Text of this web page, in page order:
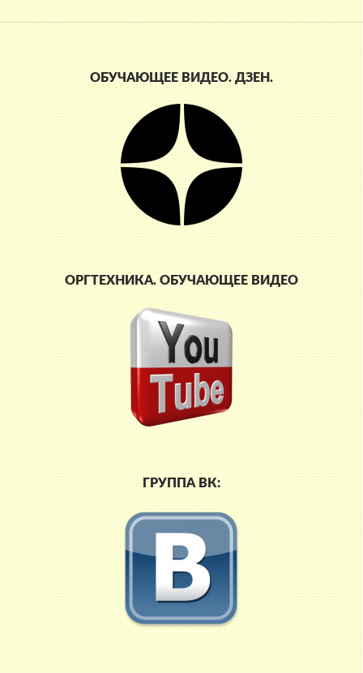
ОБУЧАЮЩЕЕ ВИДЕО. ДЗЕН.
ОРГТЕХНИКА. ОБУЧАЮЩЕЕ ВИДЕО
ГРУППА ВК: